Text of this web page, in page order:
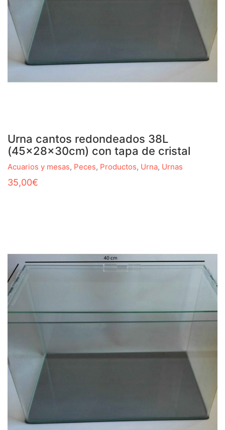
Urna cantos redondeados 38L
(45x28x30cm) con tapa de cristal
Acuarios y mesas, Peces, Productos, Urna, Urnas
35,00€